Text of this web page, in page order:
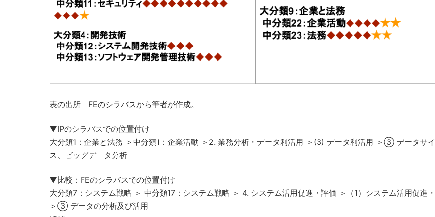
表の出所 FEのシラバスから筆者が作成。
▼IPのシラバスでの位置付け
大分類1：企業と法務 ＞中分類1：企業活動 ＞2. 業務分析・データ利活用 ＞(3) データ利活用 ＞③ データサ
ス、ビッグデータ分析
▼比較：FEのシラバスでの位置付け
大分類7：システム戦略 ＞ 中分類17：システム戦略 ＞ 4. システム活用促進・評価 ＞（1）システム活用促進
＞③ データの分析及び活用